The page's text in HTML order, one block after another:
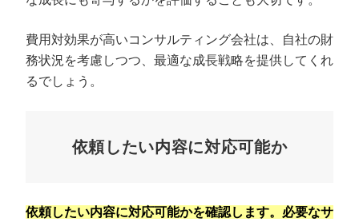
費用対効果が高いコンサルティング会社は、自社の財
務状況を考慮しつつ、最適な成長戦略を提供してくれ
るでしょう。
依頼したい内容に対応可能か
依頼したい内容に対応可能かを確認します。必要なサ